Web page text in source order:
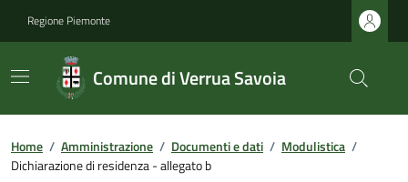
Regione Piemonte
Comune di Verrua Savoia
Home / Amministrazione / Documenti e dati / Modulistica /
Dichiarazione di residenza - allegato b